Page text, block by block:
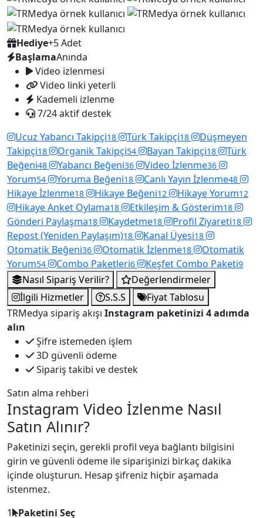
Hediye+5 Adet
BaşlamaAnında
Video izlenmesi
Video linki yeterli
Kademeli izlenme
7/24 aktif destek
Ucuz Yabancı Takipçi18 Türk Takipçi18
Düşmeyen
Takipçi18 Organik Takipçi54 Bayan Takipçi18
Türk
Beğeni48 Yabancı Beğeni36 Video İzlenme36
Yorum54 Yoruma Beğeni18 Canlı Yayın İzlenme48
Hikaye İzlenme18 Hikaye Beğeni12 Hikaye Yorum12
Hikaye Anket Oylama18 Etkileşim & Gösterim18
Gönderi Paylaşma18 Kaydetme18 Profil Ziyareti18
Repost (Yeniden Paylaşım)18 Kanal Üyesi18
Otomatik Beğeni36 Otomatik İzlenme18
Otomatik
Yorum54 Combo Paketleri6 Keşfet Combo Paketi9
Nasıl Sipariş Verilir?
Değerlendirmeler
İlgili Hizmetler
S.S.S
Fiyat Tablosu
TRMedya sipariş akışı Instagram paketinizi 4 adımda
alın
Şifre istemeden işlem
3D güvenli ödeme
Sipariş takibi ve destek
Satın alma rehberi
Instagram Video İzlenme Nasıl
Satın Alınır?
Paketinizi seçin, gerekli profil veya bağlantı bilgisini
girin ve güvenli ödeme ile siparişinizi birkaç dakika
içinde oluşturun. Hesap şifreniz hiçbir aşamada
istenmez.
1
Paketini Seç